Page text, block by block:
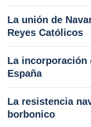
La unión de
Reyes Católicos
La incorporación
España
La resistencia
borbonico